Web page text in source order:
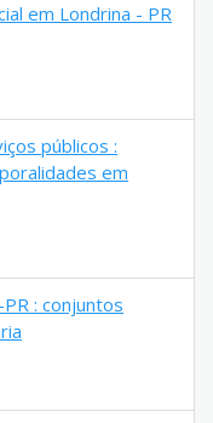
em Londrina - PR
públicos :
em
: conjuntos